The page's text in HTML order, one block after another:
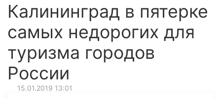
Калининград в пятерке
самых недорогих для
туризма городов
России
15.01.2019 13:01